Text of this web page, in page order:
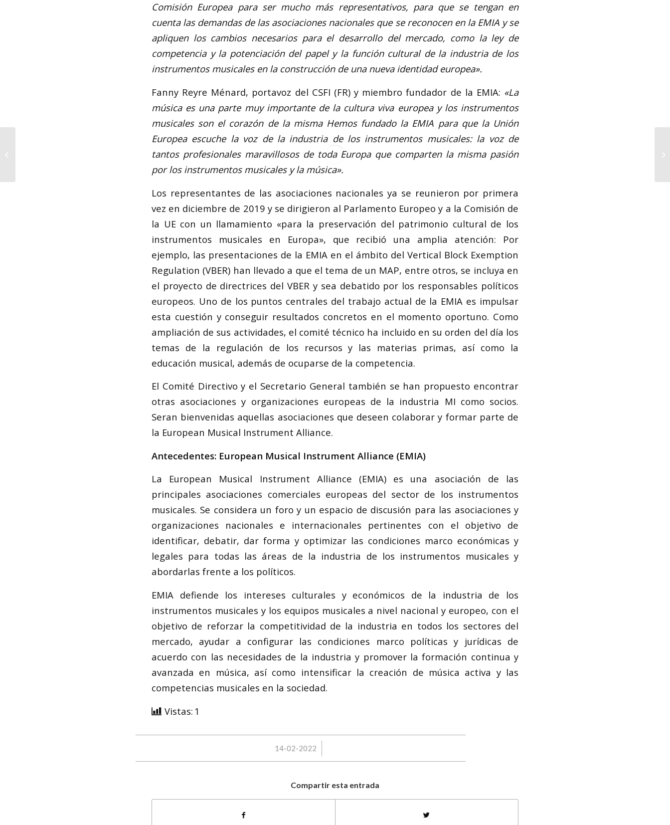
Comisión Europea para ser mucho más representativos, para que se tengan en
cuenta las demandas de las asociaciones nacionales que se reconocen en la EMIA y se
apliquen los cambios necesarios para el desarrollo del mercado, como la ley de
competencia y la potenciación del papel y la función cultural de la industria de los
instrumentos musicales en la construcción de una nueva identidad europea».
Fanny Reyre Ménard, portavoz del CSFI (FR) y miembro fundador de la EMIA: «La
música es una parte muy importante de la cultura viva europea y los instrumentos
musicales son el corazón de la misma Hemos fundado la EMIA para que la Unión
Europea escuche la voz de la industria de los instrumentos musicales: la voz de
tantos profesionales maravillosos de toda Europa que comparten la misma pasión
por los instrumentos musicales y la música».
Los representantes de las asociaciones nacionales ya se reunieron por primera
vez en diciembre de 2019 y se dirigieron al Parlamento Europeo y a la Comisión de
la UE con un llamamiento «para la preservación del patrimonio cultural de los
instrumentos musicales en Europa», que recibió una amplia atención: Por
ejemplo, las presentaciones de la EMIA en el ámbito del Vertical Block Exemption
Regulation (VBER) han llevado a que el tema de un MAP, entre otros, se incluya en
el proyecto de directrices del VBER y sea debatido por los responsables políticos
europeos. Uno de los puntos centrales del trabajo actual de la EMIA es impulsar
esta cuestión y conseguir resultados concretos en el momento oportuno. Como
ampliación de sus actividades, el comité técnico ha incluido en su orden del día los
temas de la regulación de los recursos y las materias primas, así como la
educación musical, además de ocuparse de la competencia.
El Comité Directivo y el Secretario General también se han propuesto encontrar
otras asociaciones y organizaciones europeas de la industria MI como socios.
Seran bienvenidas aquellas asociaciones que deseen colaborar y formar parte de
la European Musical Instrument Alliance.
Antecedentes: European Musical Instrument Alliance (EMIA)
La European Musical Instrument Alliance (EMIA) es una asociación de las
principales asociaciones comerciales europeas del sector de los instrumentos
musicales. Se considera un foro y un espacio de discusión para las asociaciones y
organizaciones nacionales e internacionales pertinentes con el objetivo de
identificar, debatir, dar forma y optimizar las condiciones marco económicas y
legales para todas las áreas de la industria de los instrumentos musicales y
abordarlas frente a los políticos.
EMIA defiende los intereses culturales y económicos de la industria de los
instrumentos musicales y los equipos musicales a nivel nacional y europeo, con el
objetivo de reforzar la competitividad de la industria en todos los sectores del
mercado, ayudar a configurar las condiciones marco políticas y jurídicas de
acuerdo con las necesidades de la industria y promover la formación continua y
avanzada en música, así como intensificar la creación de música activa y las
competencias musicales en la sociedad.
Vistas: 1
14-02-2022
/
Compartir esta entrada